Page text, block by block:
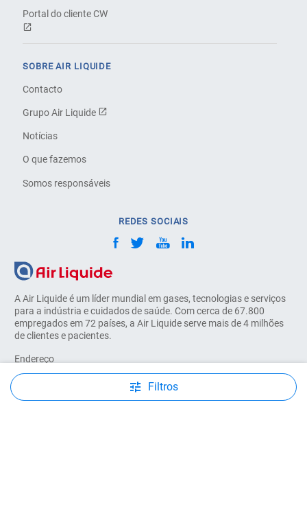
Filtros
A Air Liquide é um líder mundial em gases, tecnologias e serviços
para a indústria e cuidados de saúde. Com cerca de 67.800
empregados em 72 países, a Air Liquide serve mais de 4 milhões
de clientes e pacientes.
Endereço
Sociedade Portuguesa do Ar Líquido, Arlíquido Lda
Rua Dr António Loureiro Borges, 4-2º
Arquiparque-Miraflores
Portal do cliente CW
SOBRE AIR LIQUIDE
Contacto
Grupo Air Liquide
Notícias
O que fazemos
Somos responsáveis
REDES SOCIAIS